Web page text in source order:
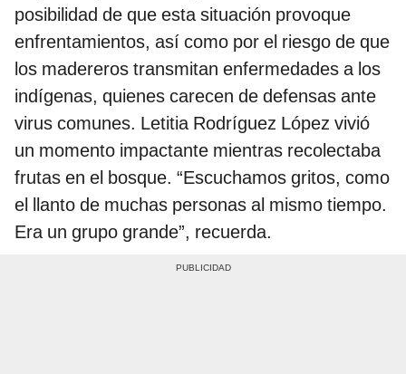
posibilidad de que esta situación provoque
enfrentamientos, así como por el riesgo de que
los madereros transmitan enfermedades a los
indígenas, quienes carecen de defensas ante
virus comunes. Letitia Rodríguez López vivió
un momento impactante mientras recolectaba
frutas en el bosque. “Escuchamos gritos, como
el llanto de muchas personas al mismo tiempo.
Era un grupo grande”, recuerda.